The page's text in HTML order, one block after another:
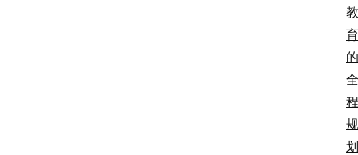
教
育
的
全
程
规
划